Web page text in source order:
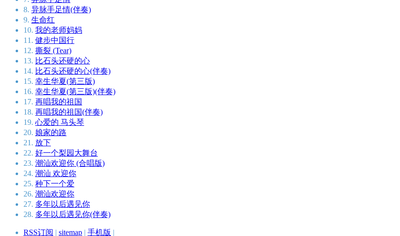
8. 异脉手足情(伴奏)
9. 生命红
10. 我的老师妈妈
11. 健步中国行
12. 撕裂 (Tear)
13. 比石头还硬的心
14. 比石头还硬的心(伴奏)
15. 幸生华夏(第三版)
16. 幸生华夏(第三版)(伴奏)
17. 再唱我的祖国
18. 再唱我的祖国(伴奏)
19. 心爱的 马头琴
20. 娘家的路
21. 放下
22. 好一个梨园大舞台
23. 潮汕欢迎你 (合唱版)
24. 潮汕 欢迎你
25. 种下一个爱
26. 潮汕欢迎你
27. 多年以后遇见你
28. 多年以后遇见你(伴奏)
RSS订阅 | sitemap | 手机版 |